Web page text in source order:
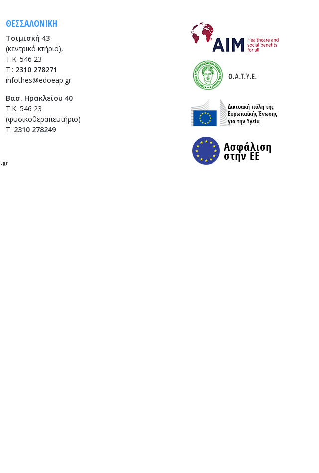
ΘΕΣΣΑΛΟΝΙΚΗ
Τσιμισκή 43
(κεντρικό κτήριο),
Τ.Κ. 546 23
T.: 2310 278271
infothes@edoeap.gr
Βασ. Ηρακλείου 40
Τ.Κ. 546 23
(φυσικοθεραπευτήριο)
Τ: 2310 278249